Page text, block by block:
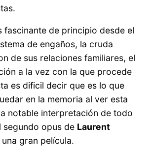
fascinante de principio desde el
de engaños, la cruda
de sus relaciones familiares, el
a la vez con la que procede
es dificil decir que es lo que
en la memoria al ver esta
notable interpretación de todo
segundo opus de Laurent
una gran película.